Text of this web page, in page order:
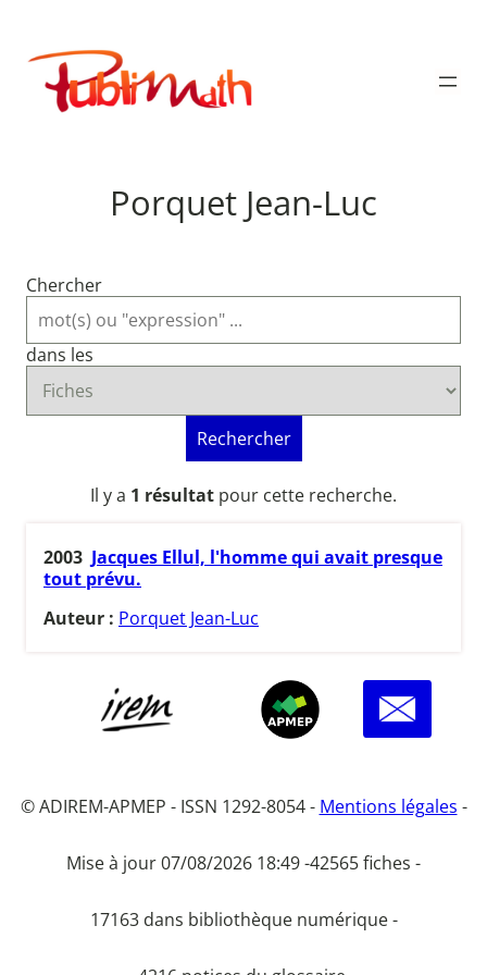
contenu
Publimath
Porquet Jean-Luc
Chercher
dans les
Rechercher
Il y a 1 résultat pour cette recherche.
2003 Jacques Ellul, l'homme qui avait presque
tout prévu.
Auteur : Porquet Jean-Luc
© ADIREM-APMEP - ISSN 1292-8054 - Mentions légales -
Mise à jour 07/08/2026 18:49 -42565 fiches -
17163 dans bibliothèque numérique -